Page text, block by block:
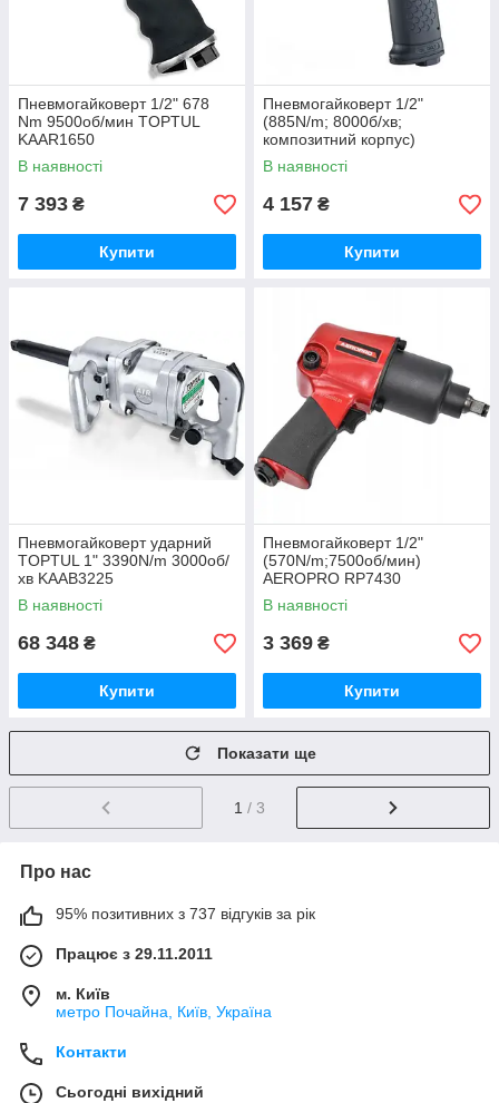
Пневмогайковерт 1/2" 678
Nm 9500об/мин TOPTUL
KAAR1650
В наявності
7 393 ₴
Купити
Пневмогайковерт 1/2"
(885N/m; 8000б/хв;
композитний корпус)
AIRKRAFT NST-5040C
В наявності
4 157 ₴
Купити
Пневмогайковерт ударний
TOPTUL 1" 3390N/m 3000об/
хв KAAB3225
В наявності
68 348 ₴
Купити
Пневмогайковерт 1/2"
(570N/m;7500об/мин)
AEROPRO RP7430
В наявності
3 369 ₴
Купити
Показати ще
1 / 3
Про нас
95% позитивних з 737 відгуків за рік
Працює з 29.11.2011
м. Київ
метро Почайна, Київ, Україна
Контакти
Сьогодні вихідний